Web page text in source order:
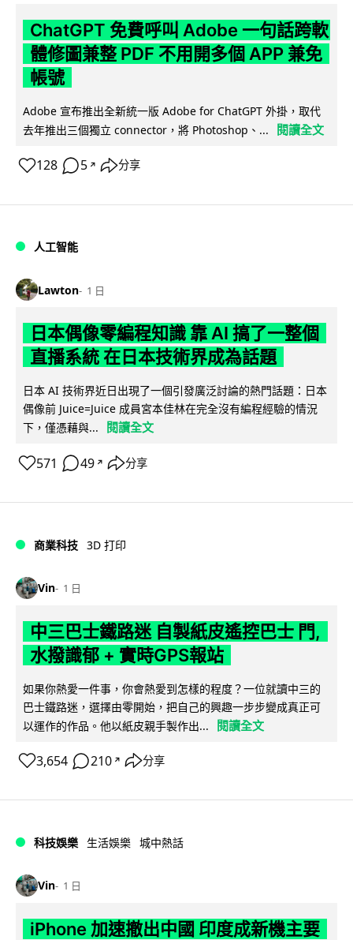
ChatGPT 免費呼叫 Adobe 一句話跨軟
體修圖兼整 PDF 不用開多個 APP 兼免
帳號
Adobe 宣布推出全新統一版 Adobe for ChatGPT 外掛，取代
去年推出三個獨立 connector，將 Photoshop、...
閱讀全文
128 5 ↗ 分享
人工智能
Lawton 1 日
日本偶像零編程知識 靠 AI 搞了一整個
直播系統 在日本技術界成為話題
日本 AI 技術界近日出現了一個引發廣泛討論的熱門話題：日本
偶像前 Juice=Juice 成員宮本佳林在完全沒有編程經驗的情況
下，僅憑藉與...
閱讀全文
571 49 ↗ 分享
商業科技 3D 打印
Vin 1 日
中三巴士鐵路迷 自製紙皮遙控巴士 門,
水撥識郁 + 實時GPS報站
如果你熱愛一件事，你會熱愛到怎樣的程度？一位就讀中三的
巴士鐵路迷，選擇由零開始，把自己的興趣一步步變成真正可
以運作的作品。他以紙皮親手製作出...
閱讀全文
3,654 210 ↗ 分享
科技娛樂 生活娛樂 城中熱話
Vin 1 日
iPhone 加速撤出中國 印度成新機主要